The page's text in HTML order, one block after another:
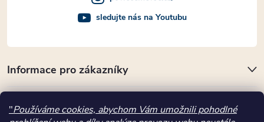
"Používáme cookies, abychom Vám umožnili pohodlné
Informace pro zákazníky
Přijímáme online platby
sledujte nás na Youtubu